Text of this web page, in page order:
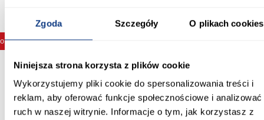
Zgoda Szczegóły O plikach cookies
Niniejsza strona korzysta z plików cookie
Wykorzystujemy pliki cookie do spersonalizowania treści i
reklam, aby oferować funkcje społecznościowe i analizować
ruch w naszej witrynie. Informacje o tym, jak korzystasz z
koszyka Dodaj do koszyka
Inni Klienci sprawdzali również